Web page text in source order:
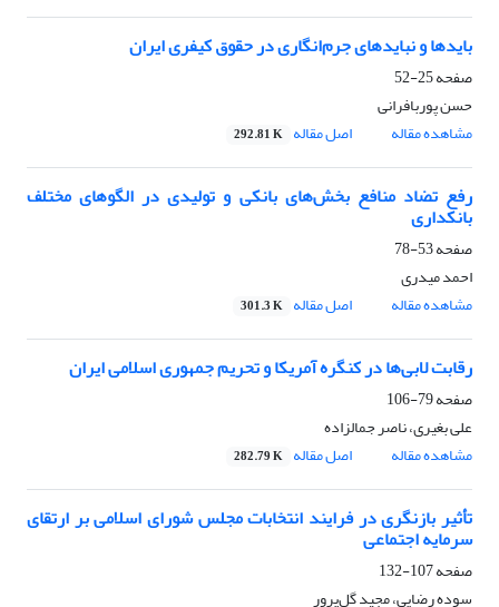
باید‌ها و نباید‌های جرم‌انگاری در حقوق کیفری ایران
صفحه25-52
حسن پوربافرانی
مشاهده مقاله
اصل مقاله 292.81 K
رفع تضاد منافع بخش‌های بانکی و تولیدی در الگوهای مختلف
بانکداری
صفحه53-78
احمد میدری
مشاهده مقاله
اصل مقاله 301.3 K
رقابت لابی‌ها در کنگره آمریکا و تحریم جمهوری اسلامی ایران
صفحه79-106
علی بغیری، ناصر جمالزاده
مشاهده مقاله
اصل مقاله 282.79 K
تأثیر بازنگری در فرایند انتخابات مجلس شورای اسلامی بر ارتقای
سرمایه اجتماعی
صفحه107-132
سوده رضایی، مجید گل‌‌پرور